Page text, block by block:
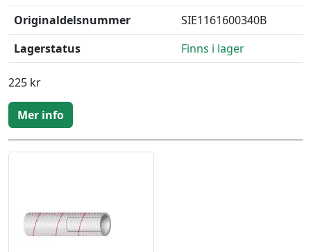
Originaldelsnummer
SIE1161600340B
Lagerstatus
Finns i lager
225 kr
Mer info